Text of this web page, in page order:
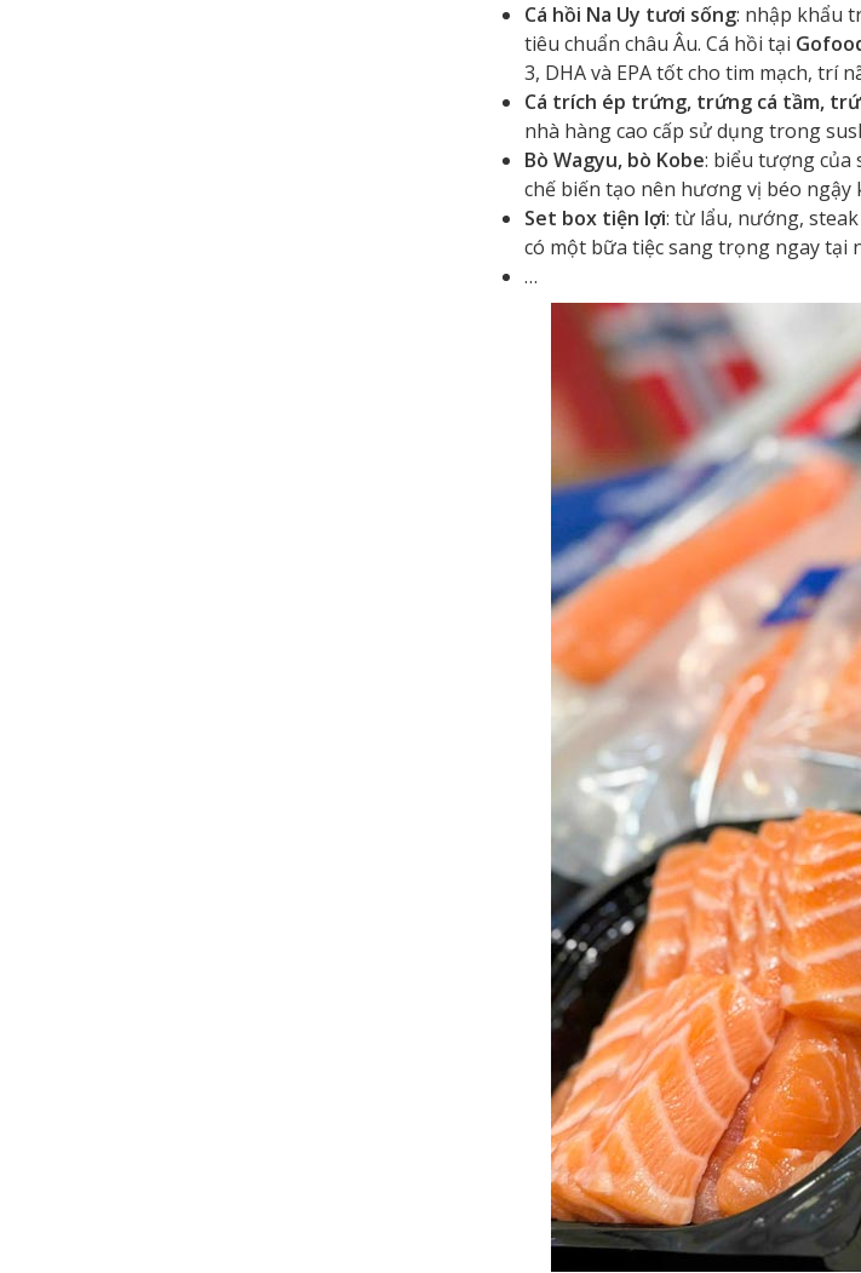
Cá hồi Na Uy tươi sống: nhập khẩu
tiêu chuẩn châu Âu. Cá hồi tại
3, DHA và EPA tốt cho tim mạch, trí
Cá trích ép trứng, trứng cá tầm,
nhà hàng cao cấp sử dụng trong
Bò Wagyu, bò Kobe: biểu tượng của
chế biến tạo nên hương vị béo ngậy
Set box tiện lợi: từ lẩu, nướng,
có một bữa tiệc sang trọng ngay tại
…